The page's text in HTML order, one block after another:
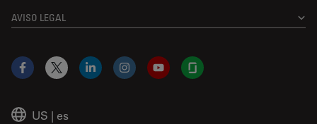
AVISO LEGAL
US | es
Facebook
X LinkedInInstagramYouTubeGlassdoor